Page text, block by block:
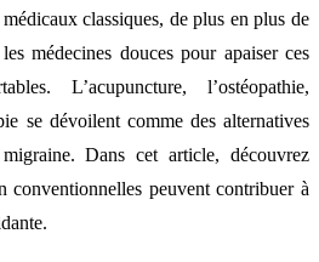
classiques, de plus en plus de
médecines douces pour apaiser ces
L’acupuncture, l’ostéopathie,
se dévoilent comme des alternatives
Dans cet article, découvrez
conventionnelles peuvent contribuer à